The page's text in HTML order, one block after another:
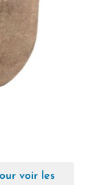
voir les